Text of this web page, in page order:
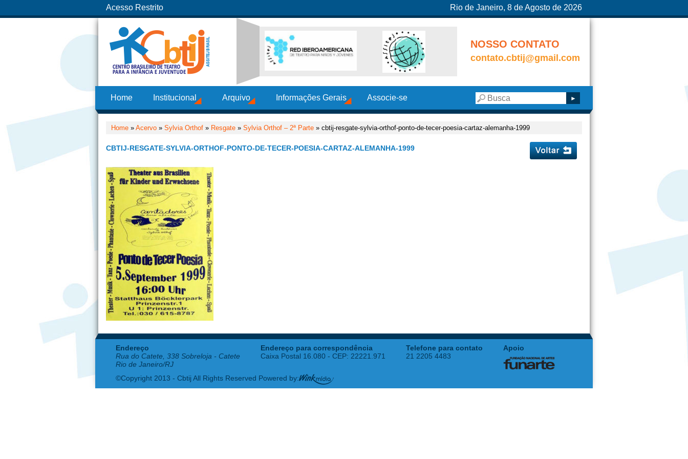
Acesso Restrito Rio de Janeiro, 8 de Agosto de 2026
NOSSO CONTATO
contato.cbtij@gmail.com
Home Institucional Arquivo Informações Gerais Associe-se
Home » Acervo » Sylvia Orthof » Resgate » Sylvia Orthof – 2ª Parte » cbtij-resgate-sylvia-orthof-ponto-de-tecer-poesia-cartaz-alemanha-1999
CBTIJ-RESGATE-SYLVIA-ORTHOF-PONTO-DE-TECER-POESIA-CARTAZ-ALEMANHA-1999
Endereço
Rua do Catete, 338 Sobreloja - Catete
Rio de Janeiro/RJ
Endereço para correspondência
Caixa Postal 16.080 - CEP: 22221.971
Telefone para contato
21 2205 4483
Apoio
©Copyright 2013 - Cbtij All Rights Reserved Powered by: